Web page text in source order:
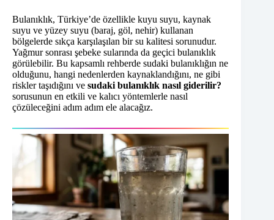
Bulanıklık, Türkiye’de özellikle kuyu suyu, kaynak
suyu ve yüzey suyu (baraj, göl, nehir) kullanan
bölgelerde sıkça karşılaşılan bir su kalitesi sorunudur.
Yağmur sonrası şebeke sularında da geçici bulanıklık
görülebilir. Bu kapsamlı rehberde sudaki bulanıklığın ne
olduğunu, hangi nedenlerden kaynaklandığını, ne gibi
riskler taşıdığını ve sudaki bulanıklık nasıl giderilir?
sorusunun en etkili ve kalıcı yöntemlerle nasıl
çözüleceğini adım adım ele alacağız.